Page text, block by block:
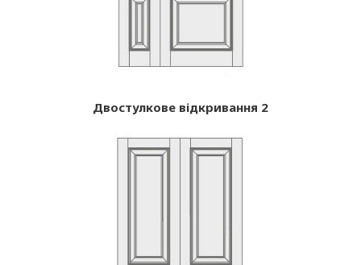
Двостулкове відкривання 2